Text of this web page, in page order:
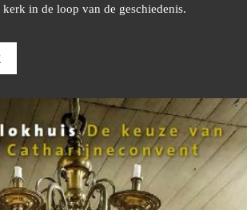
kerk in de loop van de geschiedenis.